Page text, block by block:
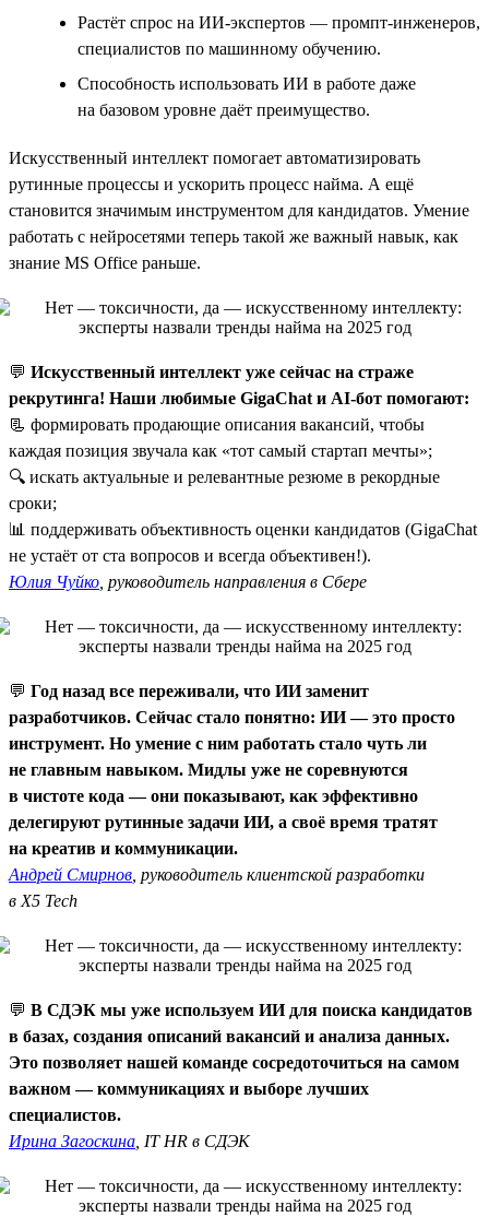
Растёт спрос на ИИ-экспертов — промпт-инженеров,
специалистов по машинному обучению.
Способность использовать ИИ в работе даже
на базовом уровне даёт преимущество.
Искусственный интеллект помогает автоматизировать
рутинные процессы и ускорить процесс найма. А ещё
становится значимым инструментом для кандидатов. Умение
работать с нейросетями теперь такой же важный навык, как
знание MS Office раньше.
💬 Искусственный интеллект уже сейчас на страже
рекрутинга! Наши любимые GigaChat и AI-бот помогают:
📃 формировать продающие описания вакансий, чтобы
каждая позиция звучала как «тот самый стартап мечты»;
🔍 искать актуальные и релевантные резюме в рекордные
сроки;
📊 поддерживать объективность оценки кандидатов (GigaChat
не устаёт от ста вопросов и всегда объективен!).
Юлия Чуйко , руководитель направления в Сбере
💬 Год назад все переживали, что ИИ заменит
разработчиков. Сейчас стало понятно: ИИ — это просто
инструмент. Но умение с ним работать стало чуть ли
не главным навыком. Мидлы уже не соревнуются
в чистоте кода — они показывают, как эффективно
делегируют рутинные задачи ИИ, а своё время тратят
на креатив и коммуникации.
Андрей Смирнов , руководитель клиентской разработки
в X5 Tech
💬 В СДЭК мы уже используем ИИ для поиска кандидатов
в базах, создания описаний вакансий и анализа данных.
Это позволяет нашей команде сосредоточиться на самом
важном — коммуникациях и выборе лучших
специалистов.
Ирина Загоскина , IT HR в СДЭК